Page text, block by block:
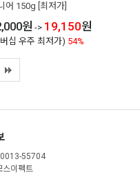
어 150g [최저가]
원 -> 19,150원
십 우주 최저가) 54%
55704
스이펙트